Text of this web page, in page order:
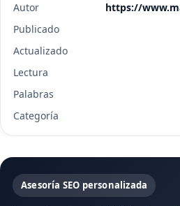
Autor
https://
Publicado
Actualizado
Lectura
Palabras
Categoría
Asesoría SEO personalizada